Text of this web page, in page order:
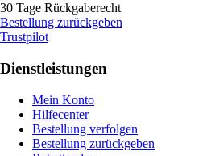
30 Tage Rückgaberecht
Bestellung zurückgeben
Trustpilot
Dienstleistungen
Mein Konto
Hilfecenter
Bestellung verfolgen
Bestellung zurückgeben